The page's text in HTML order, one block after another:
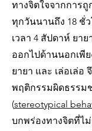
ทางจิตใจจากการ
ทุกวันนานถึง 18 ชั่
เวลา 4 สัปดาห์ ยา
ออกไปด้านนอกเพี
ยายา และ เล่อเล่อ
พฤติกรรมผิดธรรม
(stereotypical
บกพร่องทางจิตที่ไ